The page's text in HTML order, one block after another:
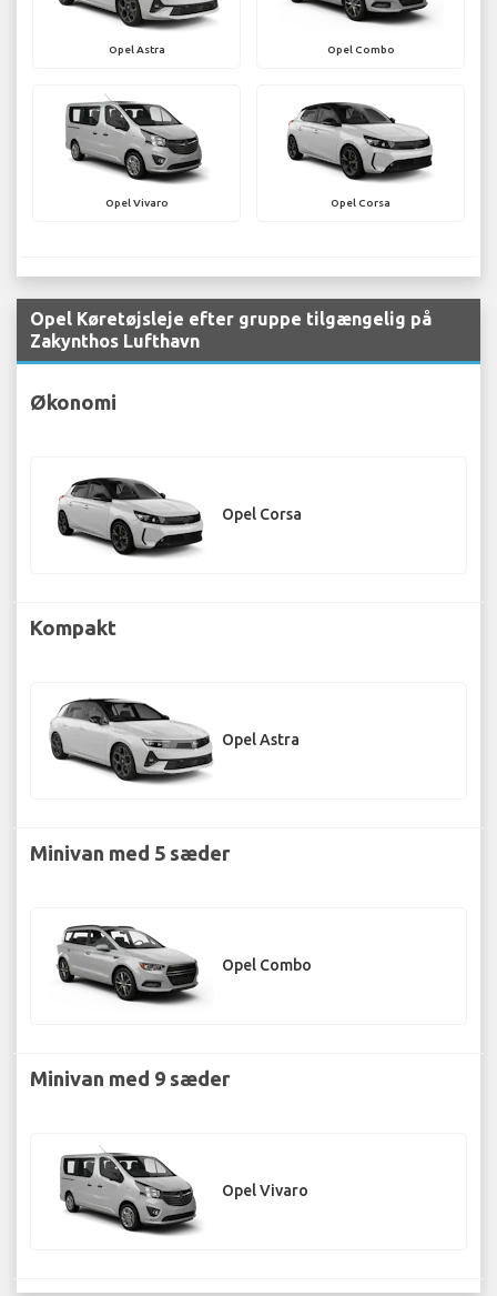
Opel Astra Opel Combo
Opel Vivaro Opel Corsa
Opel Køretøjsleje efter gruppe tilgængelig på
Zakynthos Lufthavn
Økonomi
Opel Corsa
Kompakt
Opel Astra
Minivan med 5 sæder
Opel Combo
Minivan med 9 sæder
Opel Vivaro